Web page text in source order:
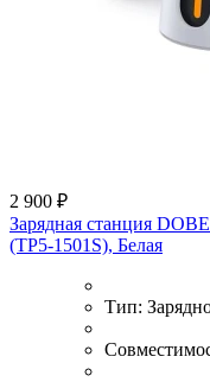
2 900 ₽
Зарядная станция
(TP5-1501S), Белая
Тип: